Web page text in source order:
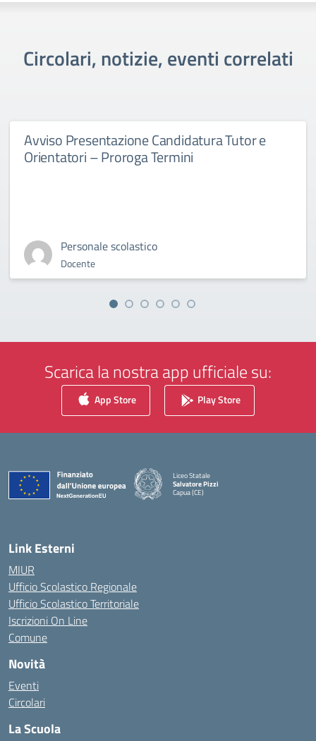
Circolari, notizie, eventi correlati
Avviso Presentazione Candidatura Tutor e
Orientatori – Proroga Termini
Personale scolastico
Docente
Scarica la nostra app ufficiale su:
App Store Play Store
Liceo Statale
Salvatore Pizzi
Capua (CE)
— Visita la pagina iniziale della scuola
Link Esterni
MIUR
Ufficio Scolastico Regionale
Ufficio Scolastico Territoriale
Iscrizioni On Line
Comune
Novità
Eventi
Circolari
La Scuola